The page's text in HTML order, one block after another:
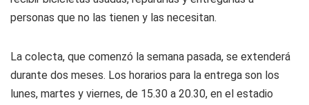
personas que no las tienen y las necesitan.
La colecta, que comenzó la semana pasada, se extenderá
durante dos meses. Los horarios para la entrega son los
lunes, martes y viernes, de 15.30 a 20.30, en el estadio